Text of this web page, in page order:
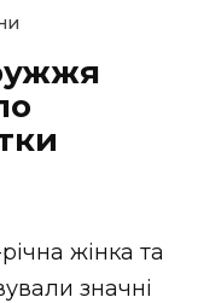
жінка та
значні